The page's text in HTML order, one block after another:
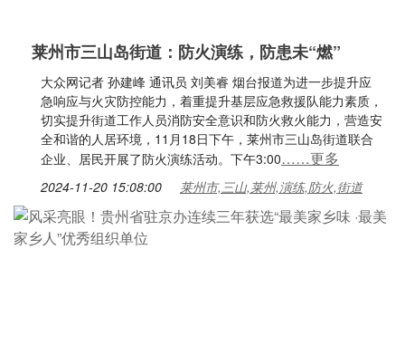
莱州市三山岛街道：防火演练，防患未“燃”
大众网记者 孙建峰 通讯员 刘美睿 烟台报道为进一步提升应
急响应与火灾防控能力，着重提升基层应急救援队能力素质，
切实提升街道工作人员消防安全意识和防火救火能力，营造安
全和谐的人居环境，11月18日下午，莱州市三山岛街道联合
企业、居民开展了防火演练活动。下午3:00……更多
2024-11-20 15:08:00 莱州市,三山,莱州,演练,防火,街道